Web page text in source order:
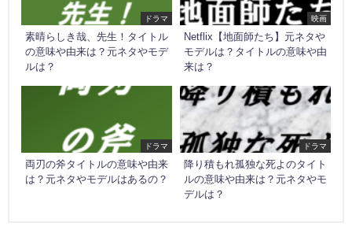
ドラマ
素晴らしき哉、先生！タイトル
の意味や由来は？元ネタやモデ
ルは？
映画
Netflix【地面師たち】元ネタや
モデルは？タイトルの意味や由
来は？
ドラマ
両刃の斧タイトルの意味や由来
は？元ネタやモデルはあるの？
ドラマ
降り積もれ孤独な死よのタイト
ルの意味や由来は？元ネタやモ
デルは？